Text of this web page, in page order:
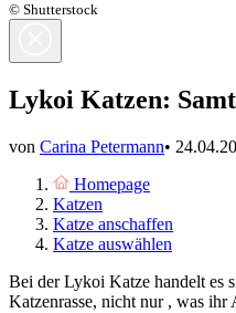
© Shutterstock
Lykoi Katzen:
von Carina Petermann•
Homepage
Katzen
Katze anschaffen
Katze auswählen
Bei der Lykoi Katze handelt es
Katzenrasse, nicht nur , was ihr